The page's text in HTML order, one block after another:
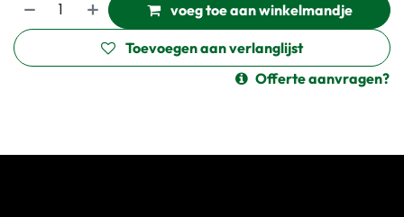
voeg toe aan winkelmandje
Toevoegen aan verlanglijst
Offerte aanvragen?